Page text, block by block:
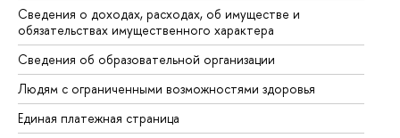
Сведения о доходах, расходах, об имуществе и
обязательствах имущественного характера
Сведения об образовательной организации
Людям с ограниченными возможностями здоровья
Единая платежная страница